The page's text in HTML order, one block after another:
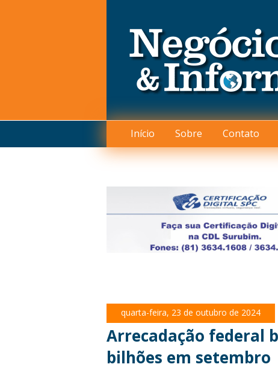
Início Sobre Contato
quarta-feira, 23 de outubro de 2024
Arrecadação federal
bilhões em setembro